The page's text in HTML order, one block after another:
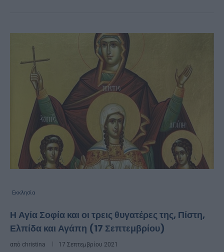
Εκκλησία
Η Αγία Σοφία και οι τρεις θυγατέρες της, Πίστη,
Ελπίδα και Αγάπη (17 Σεπτεμβρίου)
από christina 17 Σεπτεμβρίου 2021